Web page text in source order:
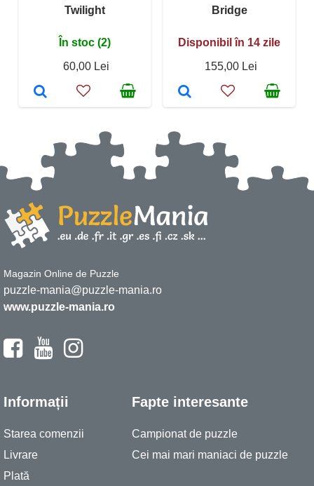
Twilight
În stoc (2)
60,00 Lei
Bridge
Disponibil în 14 zile
155,00 Lei
Magazin Online de Puzzle
puzzle-mania@puzzle-mania.ro
www.puzzle-mania.ro
Informații
Starea comenzii
Livrare
Plată
Fapte interesante
Campionat de puzzle
Cei mai mari maniaci de puzzle